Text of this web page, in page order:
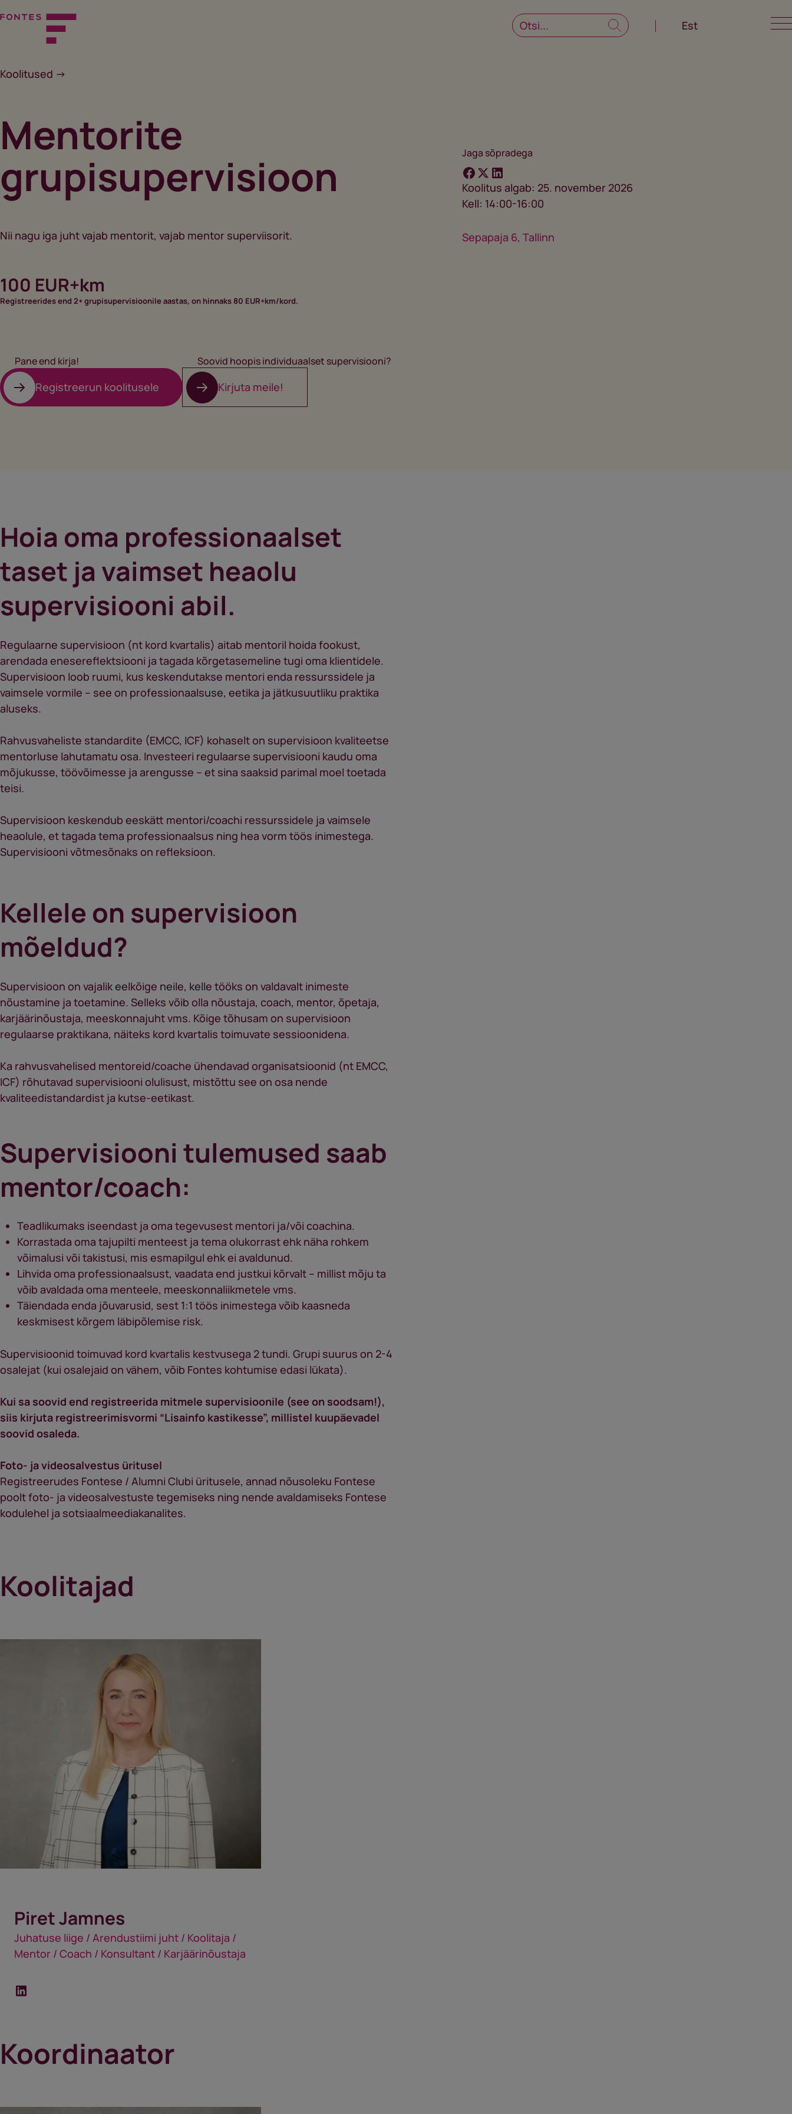
to
Est
Koolitused ->
Mentorite
grupisupervisioon
Nii nagu iga juht vajab mentorit, vajab mentor superviisorit.
100 EUR+km
Registreerides end 2+ grupisupervisioonile aastas, on hinnaks 80 EUR+km/kord.
Jaga sõpradega
Koolitus algab: 25. november 2026
Kell: 14:00-16:00
Sepapaja 6, Tallinn
Pane end kirja!
Registreerun koolitusele
Soovid hoopis individuaalset supervisiooni?
Kirjuta meile!
Hoia oma professionaalset
taset ja vaimset heaolu
supervisiooni abil.
Regulaarne supervisioon (nt kord kvartalis) aitab mentoril hoida fookust,
arendada enesereflektsiooni ja tagada kõrgetasemeline tugi oma klientidele.
Supervisioon loob ruumi, kus keskendutakse mentori enda ressurssidele ja
vaimsele vormile – see on professionaalsuse, eetika ja jätkusuutliku praktika
aluseks.
Rahvusvaheliste standardite (EMCC, ICF) kohaselt on supervisioon kvaliteetse
mentorluse lahutamatu osa. Investeeri regulaarse supervisiooni kaudu oma
mõjukusse, töövõimesse ja arengusse – et sina saaksid parimal moel toetada
teisi.
Supervisioon keskendub eeskätt mentori/coachi ressurssidele ja vaimsele
heaolule, et tagada tema professionaalsus ning hea vorm töös inimestega.
Supervisiooni võtmesõnaks on refleksioon.
Kellele on supervisioon
mõeldud?
Supervisioon on vajalik eelkõige neile, kelle tööks on valdavalt inimeste
nõustamine ja toetamine. Selleks võib olla nõustaja, coach, mentor, õpetaja,
karjäärinõustaja, meeskonnajuht vms. Kõige tõhusam on supervisioon
regulaarse praktikana, näiteks kord kvartalis toimuvate sessioonidena.
Ka rahvusvahelised mentoreid/coache ühendavad organisatsioonid (nt EMCC,
ICF) rõhutavad supervisiooni olulisust, mistõttu see on osa nende
kvaliteedistandardist ja kutse-eetikast.
Supervisiooni tulemused saab
mentor/coach:
Teadlikumaks iseendast ja oma tegevusest mentori ja/või coachina.
Korrastada oma tajupilti menteest ja tema olukorrast ehk näha rohkem
võimalusi või takistusi, mis esmapilgul ehk ei avaldunud.
Lihvida oma professionaalsust, vaadata end justkui kõrvalt – millist mõju ta
võib avaldada oma menteele, meeskonnaliikmetele vms.
Täiendada enda jõuvarusid, sest 1:1 töös inimestega võib kaasneda
keskmisest kõrgem läbipõlemise risk.
Supervisioonid toimuvad kord kvartalis kestvusega 2 tundi. Grupi suurus on 2-4
osalejat (kui osalejaid on vähem, võib Fontes kohtumise edasi lükata).
Kui sa soovid end registreerida mitmele supervisioonile (see on soodsam!),
siis kirjuta registreerimisvormi “Lisainfo kastikesse”, millistel kuupäevadel
soovid osaleda.
Foto- ja videosalvestus üritusel
Registreerudes Fontese / Alumni Clubi üritusele, annad nõusoleku Fontese
poolt foto- ja videosalvestuste tegemiseks ning nende avaldamiseks Fontese
kodulehel ja sotsiaalmeediakanalites.
Koolitajad
Piret Jamnes
Juhatuse liige / Arendustiimi juht / Koolitaja /
Mentor / Coach / Konsultant / Karjäärinõustaja
Koordinaator